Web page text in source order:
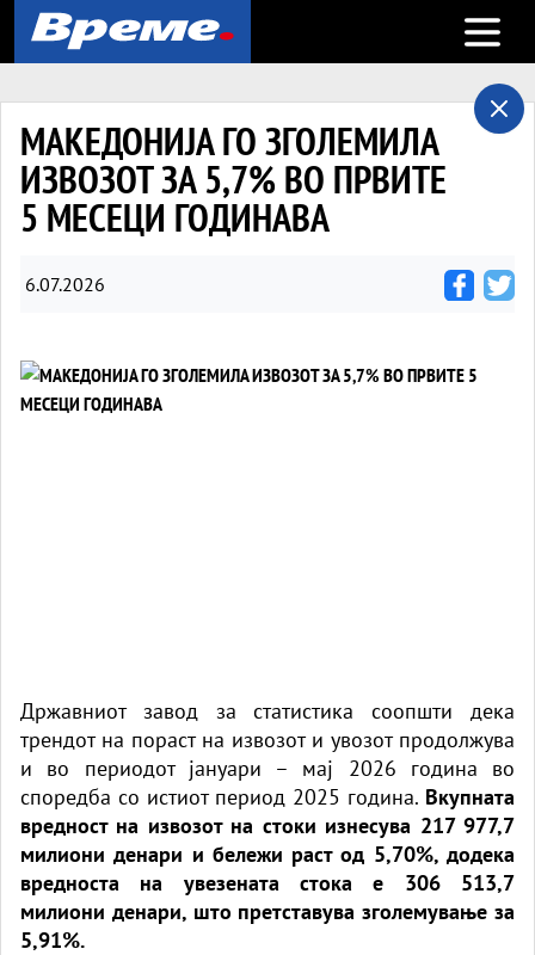
Open
МАКЕДОНИЈА ГО ЗГОЛЕМИЛА
ИЗВОЗОТ ЗА 5,7% ВО ПРВИТЕ
5 МЕСЕЦИ ГОДИНАВА
6.07.2026
Државниот завод за статистика соопшти дека
трендот на пораст на извозот и увозот продолжува
и во периодот јануари – мај 2026 година во
споредба со истиот период 2025 година. Вкупната
вредност на извозот на стоки изнесува 217 977,7
милиони денари и бележи раст од 5,70%, додека
вредноста на увезената стока е 306 513,7
милиони денари, што претставува зголемување за
5,91%.